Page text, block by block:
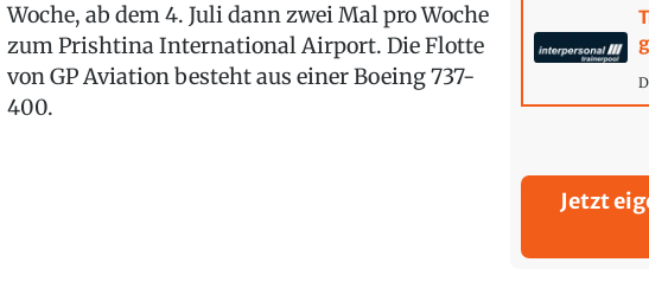
Woche, ab dem 4. Juli dann zwei Mal pro Woche
zum Prishtina International Airport. Die Flotte
von GP Aviation besteht aus einer Boeing 737-
400.
Jetzt